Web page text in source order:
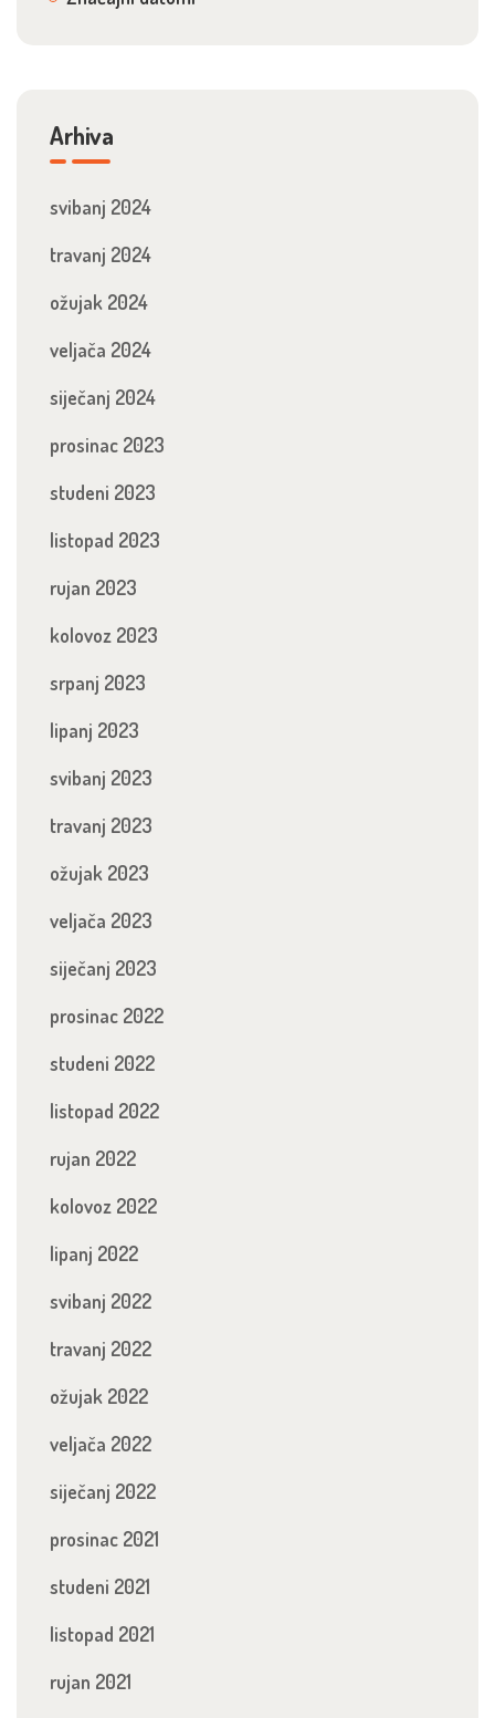
Arhiva
svibanj 2024
travanj 2024
ožujak 2024
veljača 2024
siječanj 2024
prosinac 2023
studeni 2023
listopad 2023
rujan 2023
kolovoz 2023
srpanj 2023
lipanj 2023
svibanj 2023
travanj 2023
ožujak 2023
veljača 2023
siječanj 2023
prosinac 2022
studeni 2022
listopad 2022
rujan 2022
kolovoz 2022
lipanj 2022
svibanj 2022
travanj 2022
ožujak 2022
veljača 2022
siječanj 2022
prosinac 2021
studeni 2021
listopad 2021
rujan 2021